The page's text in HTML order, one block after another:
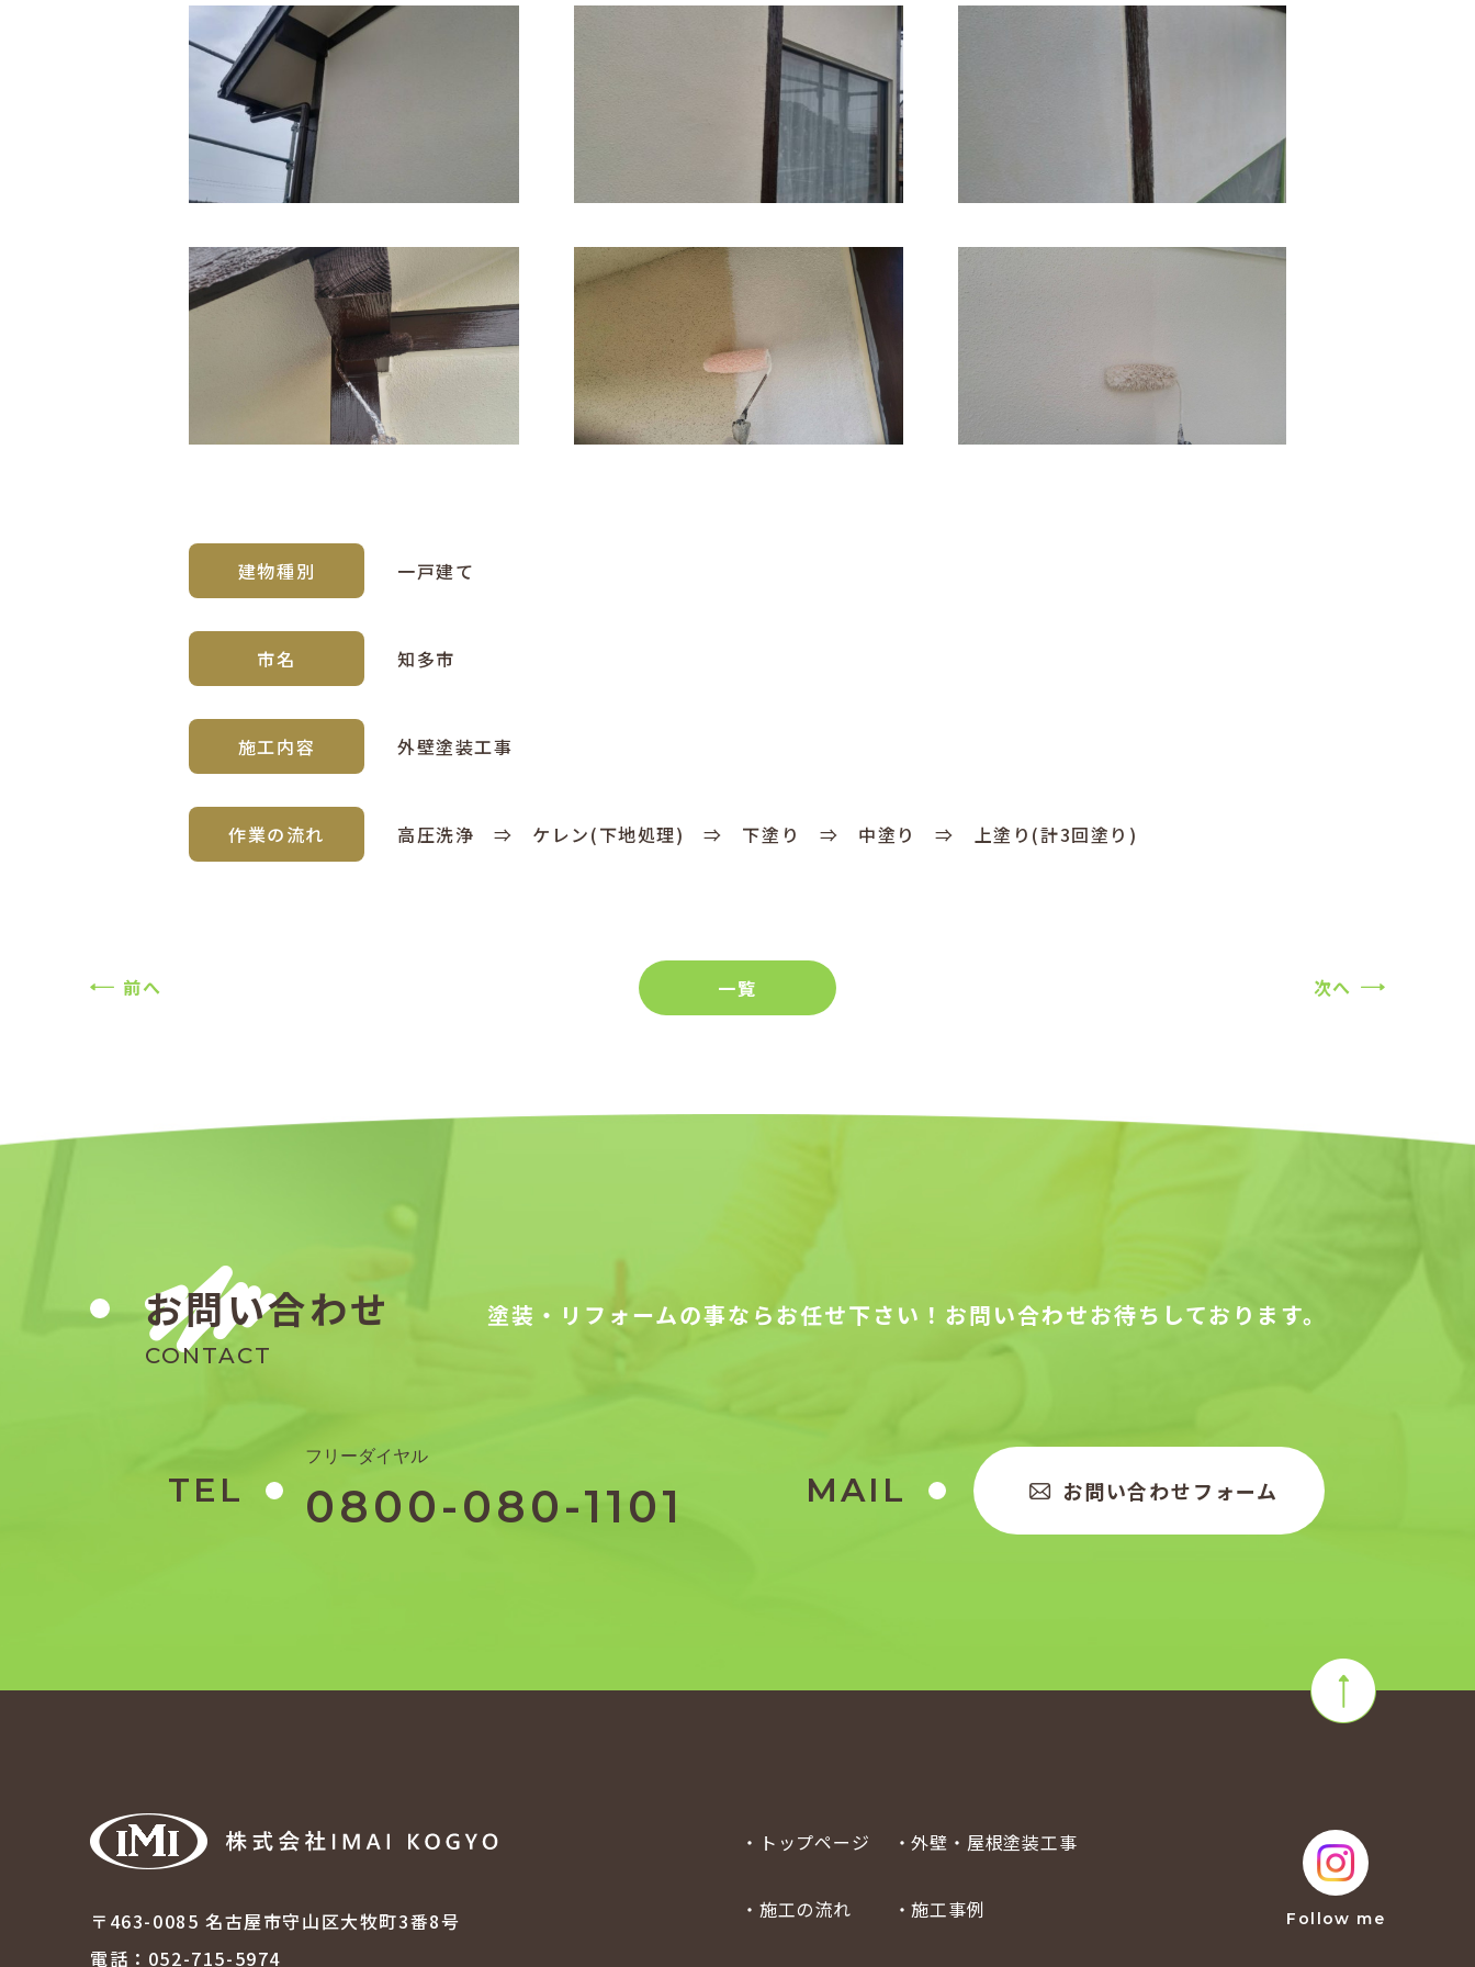
建物種別 一戸建て
市名 知多市
施工内容 外壁塗装工事
作業の流れ 高圧洗浄 ⇒ ケレン(下地処理) ⇒ 下塗り ⇒ 中塗り ⇒ 上塗り(計3回塗り)
前へ 一覧 次へ
お問い合わせ
CONTACT
塗装・リフォームの事ならお任せ下さい！お問い合わせお待ちしております。
TEL
フリーダイヤル
0800-080-1101 MAIL お問い合わせフォーム
〒463-0085 名古屋市守山区大牧町3番8号
電話：052-715-5974
・トップページ
・施工の流れ
・外壁・屋根塗装工事
・施工事例 Follow me